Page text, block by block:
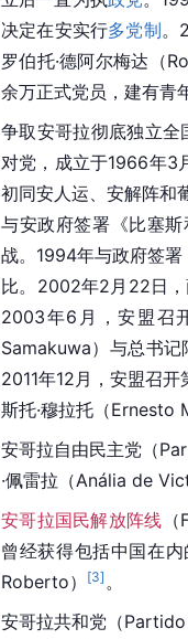
决定在安实行多党制。
罗伯托·德阿尔梅达（
余万正式党员，建有青
争取安哥拉彻底独立全
对党，成立于1966年3
初同安人运、安解阵和
与安政府签署《比塞
战。1994年与政府签
比。2002年2月22日
2003年6月，安盟召
Samakuwa）与总书
2011年12月，安盟召
斯托·穆拉托（Ernesto
安哥拉自由民主党（
·佩雷拉（Anália de
安哥拉国民解放阵线
曾经获得包括中国在
Roberto）
[3] 。
安哥拉共和党（